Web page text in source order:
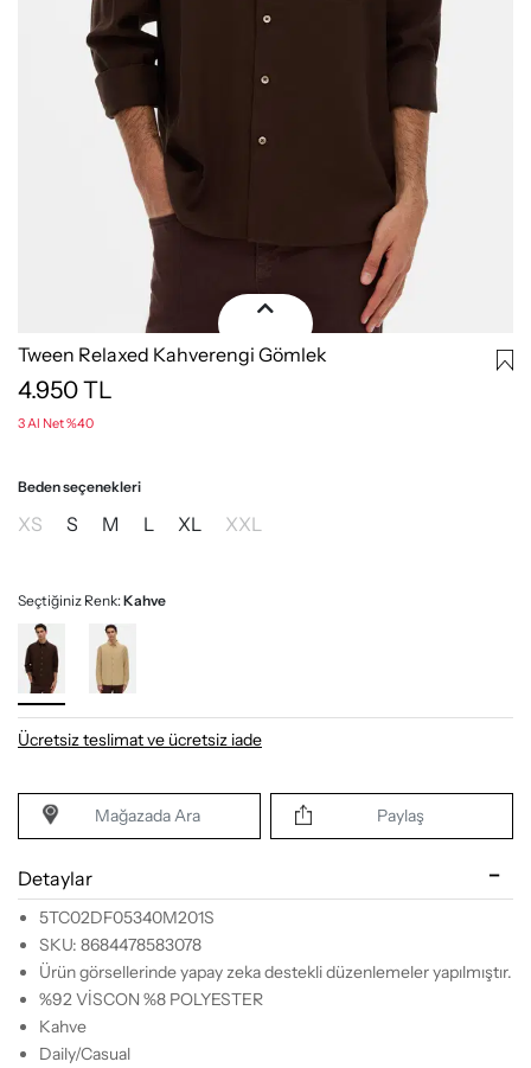
Tween Relaxed Kahverengi Gömlek
4.950TL
3 Al Net %40
Beden seçenekleri
XS S M L XL XXL
Seçtiğiniz Renk:Kahve
Ücretsiz teslimat ve ücretsiz iade
Mağazada Ara Paylaş
Detaylar
5TC02DF05340M201S
SKU: 8684478583078
Ürün görsellerinde yapay zeka destekli düzenlemeler yapılmıştır.
%92 VİSCON %8 POLYESTER
Kahve
Daily/Casual